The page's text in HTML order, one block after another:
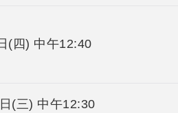
(四) 中午12:40
(三) 中午12:30